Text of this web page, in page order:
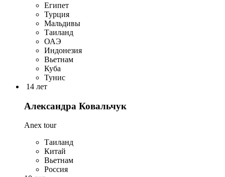
Египет
Турция
Мальдивы
Таиланд
ОАЭ
Индонезия
Вьетнам
Куба
Тунис
14 лет
Александра Ковальчук
Anex tour
Таиланд
Китай
Вьетнам
Россия